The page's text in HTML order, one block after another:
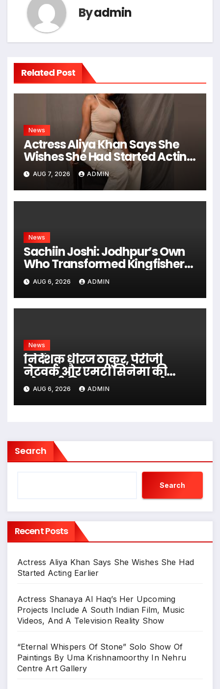
Byadmin
Related Post
News
Actress Aliya Khan Says She
Wishes She Had Started Acting
Earlier
AUG 7, 2026 ADMIN
News
Sachiin Joshi: Jodhpur’s Own
Who Transformed Kingfisher
Villa Into King’s Mansion In Goa
AUG 6, 2026 ADMIN
News
निर्देशक धीरज ठाकुर, पेरीजी
नेटवर्क और एमटी सिनेमा की
भोजपुरी फिल्म ‘अजब सास के
गजब बहुरिया’ की वाराणसी में
शूटिंग शुरू
AUG 6, 2026 ADMIN
Search
Search
Recent Posts
Actress Aliya Khan Says She Wishes She Had
Started Acting Earlier
Actress Shanaya Al Haq’s Her Upcoming
Projects Include A South Indian Film, Music
Videos, And A Television Reality Show
“Eternal Whispers Of Stone” Solo Show Of
Paintings By Uma Krishnamoorthy In Nehru
Centre Art Gallery